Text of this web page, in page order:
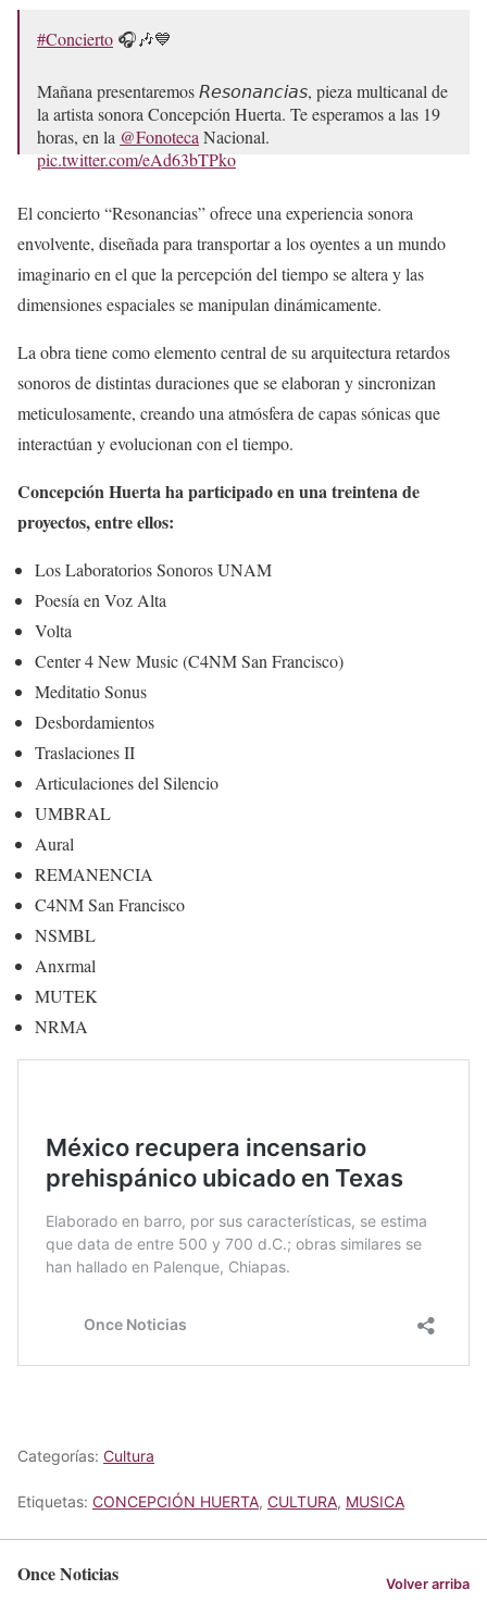
#Concierto 🎧🎶💙
Mañana presentaremos 𝘙𝘦𝘴𝘰𝘯𝘢𝘯𝘤𝘪𝘢𝘴, pieza multicanal de
la artista sonora Concepción Huerta. Te esperamos a las 19
horas, en la @Fonoteca Nacional.
pic.twitter.com/eAd63bTPko
El concierto “Resonancias” ofrece una experiencia sonora
envolvente, diseñada para transportar a los oyentes a un mundo
imaginario en el que la percepción del tiempo se altera y las
dimensiones espaciales se manipulan dinámicamente.
La obra tiene como elemento central de su arquitectura retardos
sonoros de distintas duraciones que se elaboran y sincronizan
meticulosamente, creando una atmósfera de capas sónicas que
interactúan y evolucionan con el tiempo.
Concepción Huerta ha participado en una treintena de
proyectos, entre ellos:
Los Laboratorios Sonoros UNAM
Poesía en Voz Alta
Volta
Center 4 New Music (C4NM San Francisco)
Meditatio Sonus
Desbordamientos
Traslaciones II
Articulaciones del Silencio
UMBRAL
Aural
REMANENCIA
C4NM San Francisco
NSMBL
Anxrmal
MUTEK
NRMA
Categorías: Cultura
Etiquetas: CONCEPCIÓN HUERTA, CULTURA, MUSICA
Once Noticias Volver arriba